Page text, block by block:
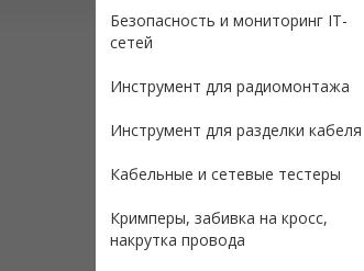
Безопасность и мониторинг IT-
сетей
Инструмент для радиомонтажа
Инструмент для разделки кабеля
Кабельные и сетевые тестеры
Кримперы, забивка на кросс,
накрутка провода